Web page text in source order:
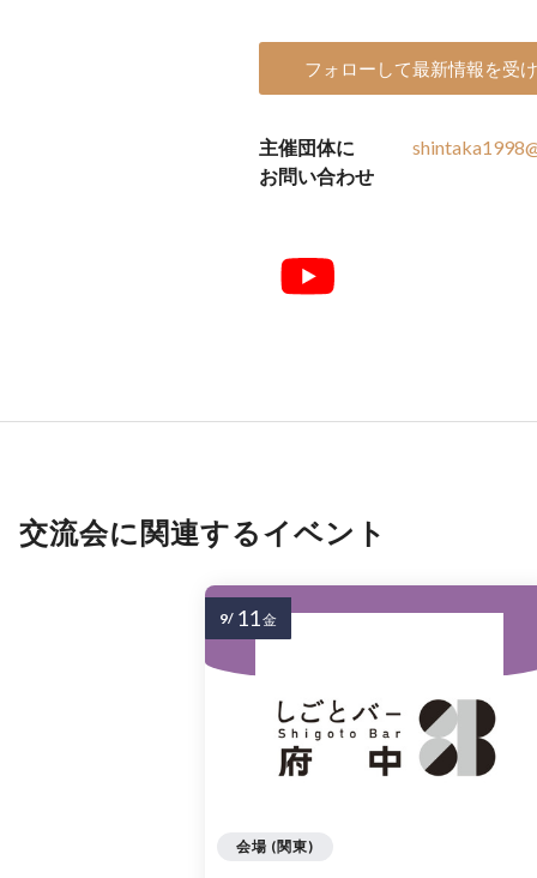
フォローして最新情報を受
主催団体に
お問い合わせ
交流会に関連するイベント
会場 (関東)
9/ 11金